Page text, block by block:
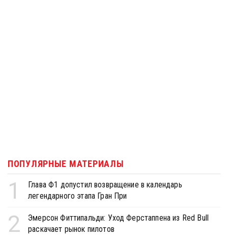
ПОПУЛЯРНЫЕ МАТЕРИАЛЫ
1
Глава Ф1 допустил возвращение в календарь
легендарного этапа Гран При
2
Эмерсон Фиттипальди: Уход Ферстаппена из Red Bull
раскачает рынок пилотов